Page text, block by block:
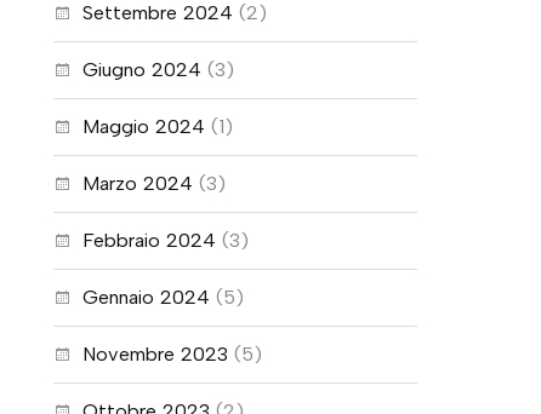
Settembre 2024 (2)
Giugno 2024 (3)
Maggio 2024 (1)
Marzo 2024 (3)
Febbraio 2024 (3)
Gennaio 2024 (5)
Novembre 2023 (5)